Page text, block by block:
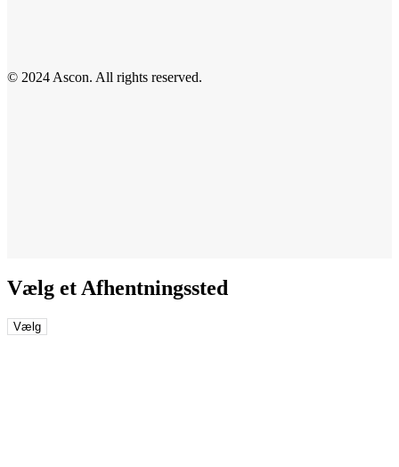
© 2024 Ascon. All rights reserved.
Vælg et Afhentningssted
Vælg